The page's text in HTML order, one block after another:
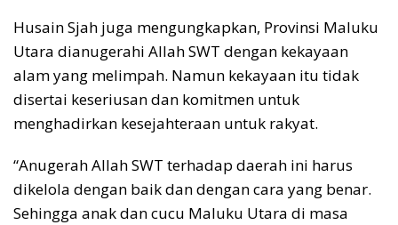
Husain Sjah juga mengungkapkan, Provinsi Maluku
Utara dianugerahi Allah SWT dengan kekayaan
alam yang melimpah. Namun kekayaan itu tidak
disertai keseriusan dan komitmen untuk
menghadirkan kesejahteraan untuk rakyat.
“Anugerah Allah SWT terhadap daerah ini harus
dikelola dengan baik dan dengan cara yang benar.
Sehingga anak dan cucu Maluku Utara di masa